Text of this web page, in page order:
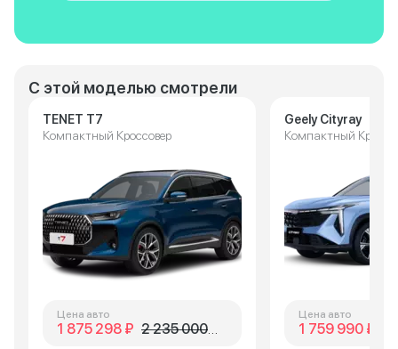
С этой моделью смотрели
TENET T7
Компактный Кроссовер
Цена авто
1 875 298 ₽ 2 235 000 ₽
Geely Cityray
Компактный
Цена авто
1 759 990 ₽